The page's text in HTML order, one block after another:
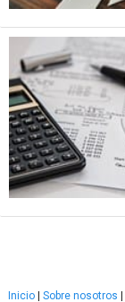
Inicio Sobre nosotros